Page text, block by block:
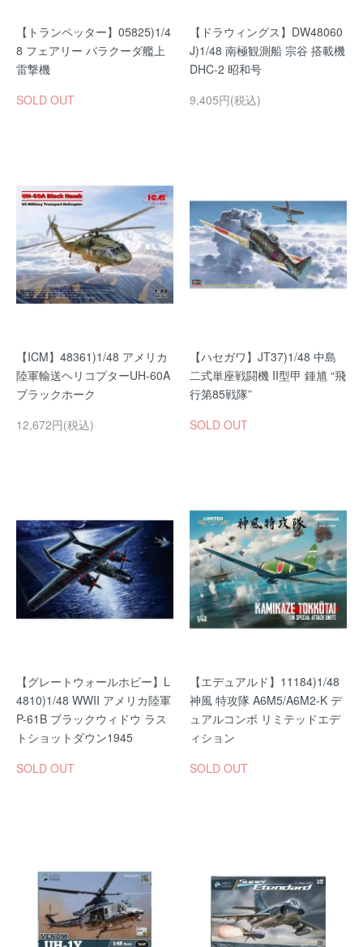
【トランペッター】05825)1/4
8 フェアリー バラクーダ艦上
雷撃機
SOLD OUT
【ドラウィングス】DW48060
J)1/48 南極観測船 宗谷 搭載機
DHC-2 昭和号
9,405円(税込)
【ICM】48361)1/48 アメリカ
陸軍輸送ヘリコプターUH-60A
ブラックホーク
12,672円(税込)
【ハセガワ】JT37)1/48 中島
二式単座戦闘機 II型甲 鍾馗 “飛
行第85戦隊”
SOLD OUT
【グレートウォールホビー】L
4810)1/48 WWII アメリカ陸軍
P-61B ブラックウィドウ ラス
トショットダウン1945
SOLD OUT
【エデュアルド】11184)1/48
神風 特攻隊 A6M5/A6M2-K デ
ュアルコンボ リミテッドエデ
ィション
SOLD OUT